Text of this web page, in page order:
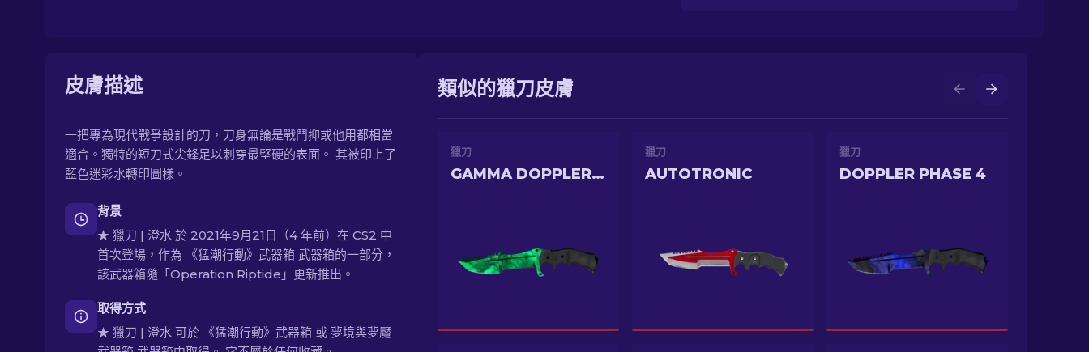
皮膚描述
一把專為現代戰爭設計的刀，刀身無論是戰鬥抑或他用都相當
適合。獨特的短刀式尖鋒足以刺穿最堅硬的表面。 其被印上了
藍色迷彩水轉印圖樣。
背景
★ 獵刀 | 澄水 於 2021年9月21日（4 年前）在 CS2 中
首次登場，作為 《猛潮行動》武器箱 武器箱的一部分，
該武器箱隨「Operation Riptide」更新推出。
取得方式
★ 獵刀 | 澄水 可於 《猛潮行動》武器箱 或 夢境與夢魘
類似的獵刀皮膚
獵刀
GAMMA DOPPLER EMERALD
獵刀
AUTOTRONIC
獵刀
DOPPLER PHASE 4